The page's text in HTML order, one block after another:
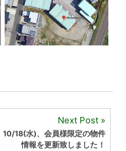
Next Post
10/18(水)、会員様限定の物件
情報を更新致しました！